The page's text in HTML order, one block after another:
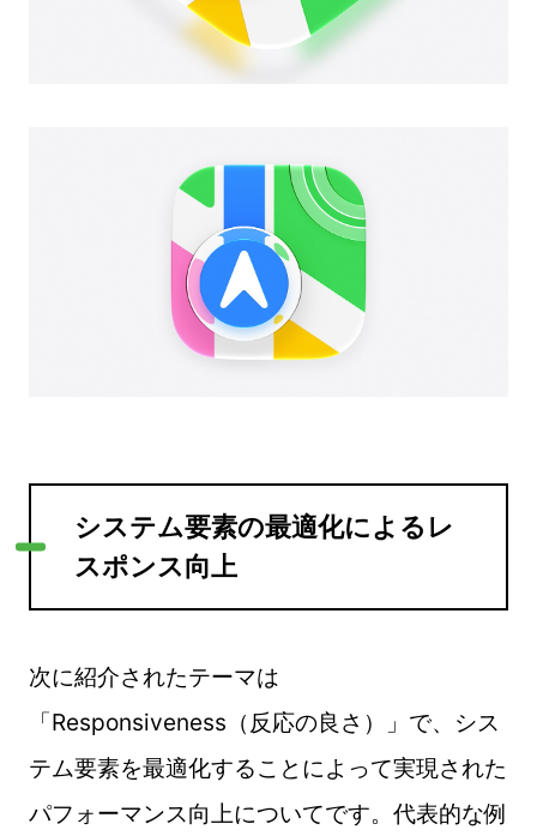
システム要素の最適化によるレ
スポンス向上
次に紹介されたテーマは
「Responsiveness（反応の良さ）」で、シス
テム要素を最適化することによって実現された
パフォーマンス向上についてです。代表的な例